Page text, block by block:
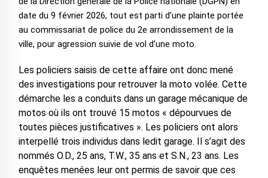
date du 9 février 2026, tout est parti d’une plainte portée
au commissariat de police du 2e arrondissement de la
ville, pour agression suivie de vol d’une moto.
Les policiers saisis de cette affaire ont donc mené
des investigations pour retrouver la moto volée. Cette
démarche les a conduits dans un garage mécanique de
motos où ils ont trouvé 15 motos « dépourvues de
toutes pièces justificatives ». Les policiers ont alors
interpellé trois individus dans ledit garage. Il s’agit des
nommés O.D., 25 ans, T.W., 35 ans et S.N., 23 ans. Les
enquêtes menées leur ont permis de savoir que ces